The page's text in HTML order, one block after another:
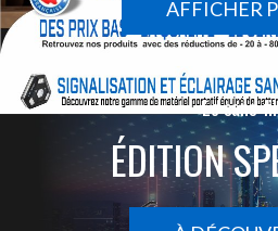
AFFICHER
Le sans-fil
ÉDITION